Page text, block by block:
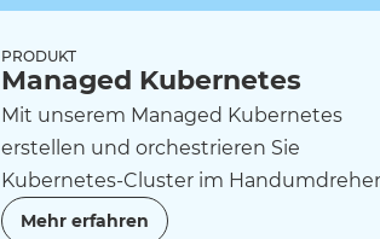
PRODUKT
Managed Kubernetes
Mit unserem Managed Kubernetes
erstellen und orchestrieren Sie
Kubernetes-Cluster im
Mehr erfahren